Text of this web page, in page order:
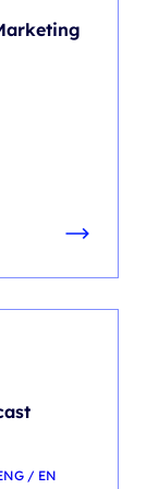
/ EN